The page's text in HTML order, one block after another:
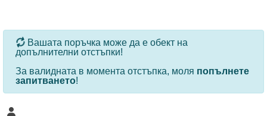
За определени продукти и количества се ползват
Вашата поръчка може да е обект на
допълнителни отстъпки!
За валидната в момента отстъпка, моля попълнете
запитването!